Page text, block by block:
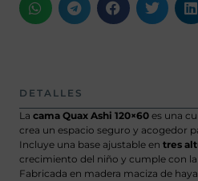
DETALLES
La cama Quax Ashi 120×60 es una
crea un espacio seguro y acogedor
Incluye una base ajustable en tres
crecimiento del niño y cumple con
Fabricada en madera maciza de